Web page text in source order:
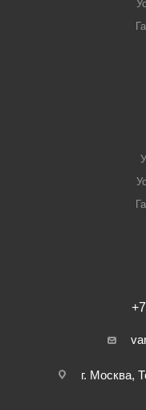
г. Москва,